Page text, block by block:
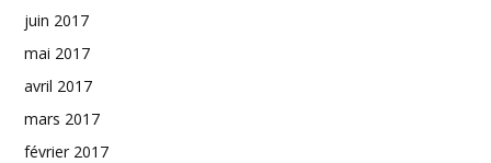
juin 2017
mai 2017
avril 2017
mars 2017
février 2017